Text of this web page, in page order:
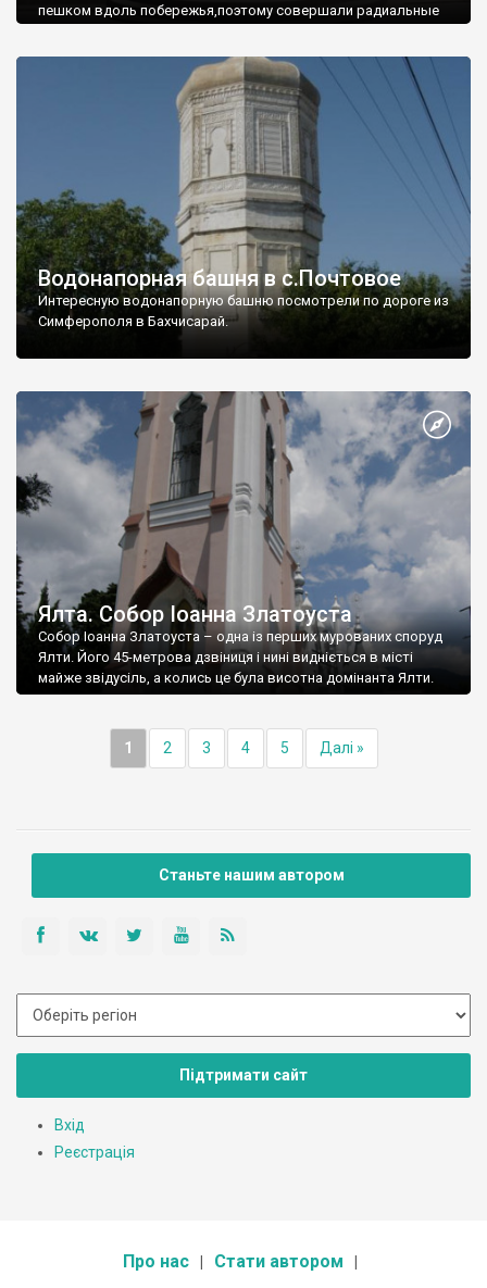
пешком вдоль побережья,поэтому совершали радиальные
Водонапорная башня в с.Почтовое
Интересную водонапорную башню посмотрели по дороге из
Симферополя в Бахчисарай.
Ялта. Собор Іоанна Златоуста
Собор Іоанна Златоуста – одна із перших мурованих споруд
Ялти. Його 45-метрова дзвіниця і нині видніється в місті
майже звідусіль, а колись це була висотна домінанта Ялти.
1 2 3 4 5 Далі »
Станьте нашим автором
Підтримати сайт
Вхід
Реєстрація
Про нас Стати автором